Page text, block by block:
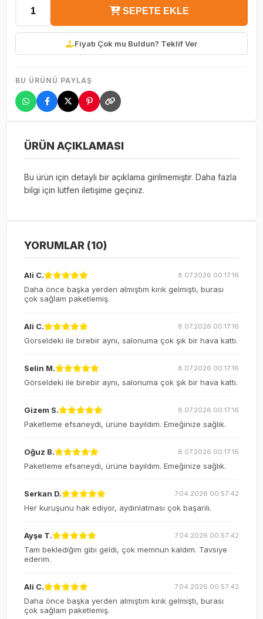
SEPETE EKLE
Fiyatı Çok mu Buldun? Teklif Ver
BU ÜRÜNÜ PAYLAŞ
ÜRÜN AÇIKLAMASI
Bu ürün için detaylı bir açıklama girilmemiştir. Daha fazla
bilgi için lütfen iletişime geçiniz.
YORUMLAR (10)
Ali C. 8.07.2026 00:17:16
Daha önce başka yerden almıştım kırık gelmişti, burası
çok sağlam paketlemiş.
Ali C. 8.07.2026 00:17:16
Görseldeki ile birebir aynı, salonuma çok şık bir hava kattı.
Selin M. 8.07.2026 00:17:16
Görseldeki ile birebir aynı, salonuma çok şık bir hava kattı.
Gizem S. 8.07.2026 00:17:16
Paketleme efsaneydi, ürüne bayıldım. Emeğinize sağlık.
Oğuz B. 8.07.2026 00:17:16
Paketleme efsaneydi, ürüne bayıldım. Emeğinize sağlık.
Serkan D. 7.04.2026 00:57:42
Her kuruşunu hak ediyor, aydınlatması çok başarılı.
Ayşe T. 7.04.2026 00:57:42
Tam beklediğim gibi geldi, çok memnun kaldım. Tavsiye
ederim.
Ali C. 7.04.2026 00:57:42
Daha önce başka yerden almıştım kırık gelmişti, burası
çok sağlam paketlemiş.